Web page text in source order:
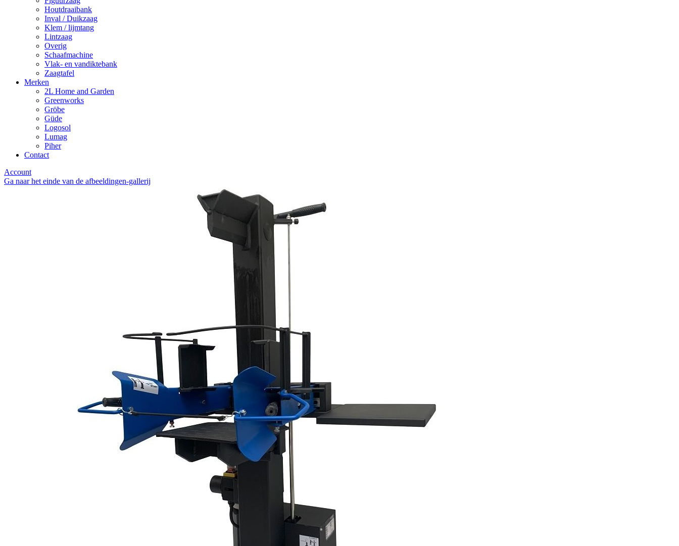
Houtdraaibank
Inval / Duikzaag
Klem / lijmtang
Lintzaag
Overig
Schaafmachine
Vlak- en vandiktebank
Zaagtafel
Merken
2L Home and Garden
Greenworks
Gröbe
Güde
Logosol
Lumag
Piher
Contact
Account
Ga naar het einde van de afbeeldingen-gallerij